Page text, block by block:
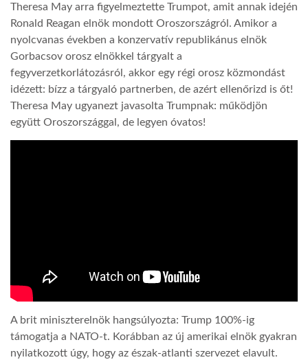
Theresa May arra figyelmeztette Trumpot, amit annak idején
Ronald Reagan elnök mondott Oroszországról. Amikor a
nyolcvanas években a konzervatív republikánus elnök
Gorbacsov orosz elnökkel tárgyalt a
fegyverzetkorlátozásról, akkor egy régi orosz közmondást
idézett: bízz a tárgyaló partnerben, de azért ellenőrizd is őt!
Theresa May ugyanezt javasolta Trumpnak: működjön
együtt Oroszországgal, de legyen óvatos!
A brit miniszterelnök hangsúlyozta: Trump 100%-ig
támogatja a NATO-t. Korábban az új amerikai elnök gyakran
nyilatkozott úgy, hogy az észak-atlanti szervezet elavult.